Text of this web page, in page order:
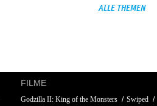
ALLE THEMEN
FILME
Godzilla II: King of the Monsters Swiped